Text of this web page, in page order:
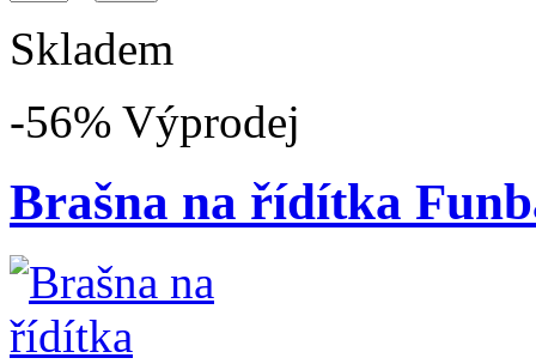
Skladem
-56% Výprodej
Brašna na řídítka